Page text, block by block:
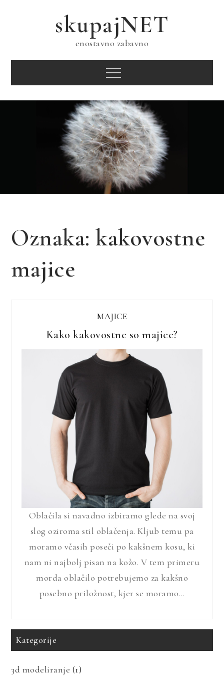
skupajNET
enostavno zabavno
Menu
Oznaka:kakovostne
majice
MAJICE
Kako kakovostne so majice?
Oblačila si navadno izbiramo glede na svoj
slog oziroma stil oblačenja. Kljub temu pa
moramo včasih poseči po kakšnem kosu, ki
nam ni najbolj pisan na kožo. V tem primeru
morda oblačilo potrebujemo za kakšno
posebno priložnost, kjer se moramo…
Kategorije
3d modeliranje (1)